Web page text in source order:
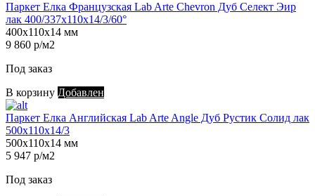
Паркет Елка Французская Lab Arte Chevron Дуб Селект Эир
лак 400/337х110х14/3/60°
400х110х14 мм
9 860 р/м2
Под заказ
В корзину Добавлен
Паркет Елка Английская Lab Arte Angle Дуб Рустик Солид лак
500х110х14/3
500х110х14 мм
5 947 р/м2
Под заказ